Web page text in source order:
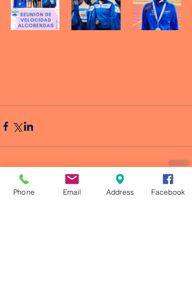
Phone Email Address Facebook